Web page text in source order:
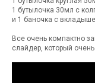
1 бутылочка 30мл с
и 1 баночка с
Все очень компактно
слайдер, который